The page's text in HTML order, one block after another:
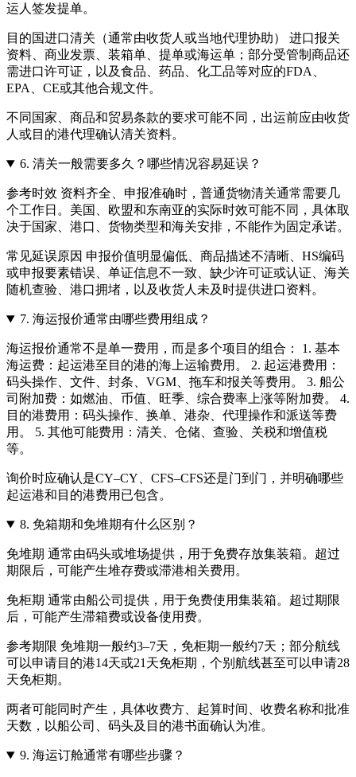
运人签发提单。
目的国进口清关（通常由收货人或当地代理协助） 进口报关
资料、商业发票、装箱单、提单或海运单；部分受管制商品还
需进口许可证，以及食品、药品、化工品等对应的FDA、
EPA、CE或其他合规文件。
不同国家、商品和贸易条款的要求可能不同，出运前应由收货
人或目的港代理确认清关资料。
6. 清关一般需要多久？哪些情况容易延误？
参考时效 资料齐全、申报准确时，普通货物清关通常需要几
个工作日。美国、欧盟和东南亚的实际时效可能不同，具体取
决于国家、港口、货物类型和海关安排，不能作为固定承诺。
常见延误原因 申报价值明显偏低、商品描述不清晰、HS编码
或申报要素错误、单证信息不一致、缺少许可证或认证、海关
随机查验、港口拥堵，以及收货人未及时提供进口资料。
7. 海运报价通常由哪些费用组成？
海运报价通常不是单一费用，而是多个项目的组合： 1. 基本
海运费：起运港至目的港的海上运输费用。 2. 起运港费用：
码头操作、文件、封条、VGM、拖车和报关等费用。 3. 船公
司附加费：如燃油、币值、旺季、综合费率上涨等附加费。 4.
目的港费用：码头操作、换单、港杂、代理操作和派送等费
用。 5. 其他可能费用：清关、仓储、查验、关税和增值税
等。
询价时应确认是CY–CY、CFS–CFS还是门到门，并明确哪些
起运港和目的港费用已包含。
8. 免箱期和免堆期有什么区别？
免堆期 通常由码头或堆场提供，用于免费存放集装箱。超过
期限后，可能产生堆存费或滞港相关费用。
免柜期 通常由船公司提供，用于免费使用集装箱。超过期限
后，可能产生滞箱费或设备使用费。
参考期限 免堆期一般约3–7天，免柜期一般约7天；部分航线
可以申请目的港14天或21天免柜期，个别航线甚至可以申请28
天免柜期。
两者可能同时产生，具体收费方、起算时间、收费名称和批准
天数，以船公司、码头及目的港书面确认为准。
9. 海运订舱通常有哪些步骤？